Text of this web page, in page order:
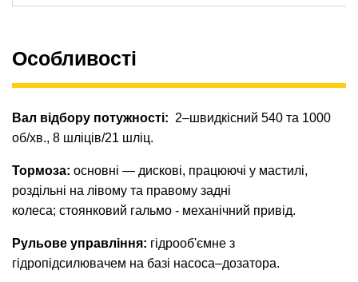
Особливості
Вал відбору потужності: 2–швидкісний 540 та 1000
об/хв., 8 шліців/21 шліц.
Тормоза: основні — дискові, працюючі у мастилі,
роздільні на лівому та правому задні
колеса; стоянковий гальмо - механічний привід.
Рульове управління: гідрооб'ємне з
гідропідсилювачем на базі насоса–дозатора.